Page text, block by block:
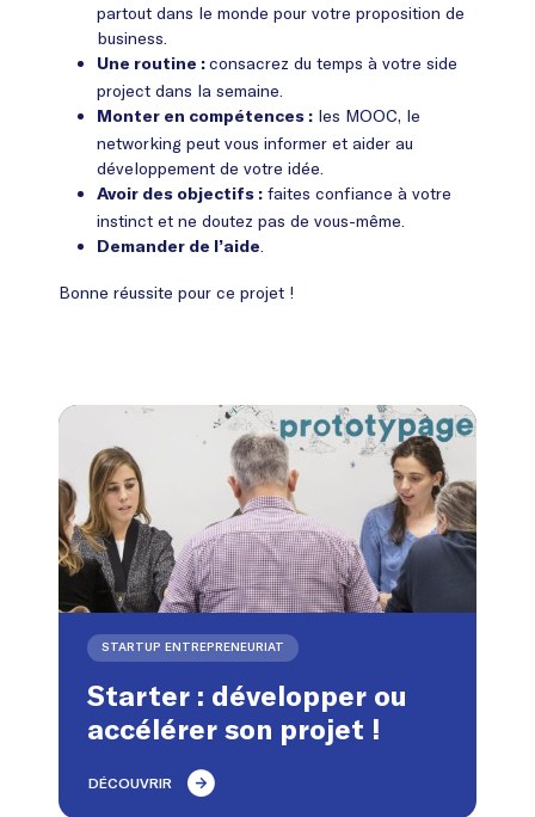
partout dans le monde pour votre proposition de
business.
Une routine :consacrez du temps à votre side
project dans la semaine.
Monter en compétences : les MOOC, le
networking peut vous informer et aider au
développement de votre idée.
Avoir des objectifs : faites confiance à votre
instinct et ne doutez pas de vous-même.
Demander de l’aide
Bonne réussite pour ce projet !
STARTUP ENTREPRENEURIAT
Starter : développer ou
accélérer son projet !
DÉCOUVRIR